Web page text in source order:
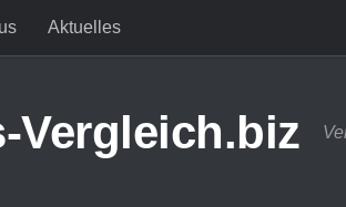
Aktuelles
Vergleich.biz